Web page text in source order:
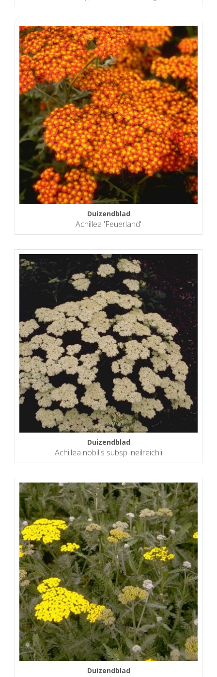
Duizendblad
Achillea 'Feuerland'
Duizendblad
Achillea nobilis subsp. neilreichii
Duizendblad